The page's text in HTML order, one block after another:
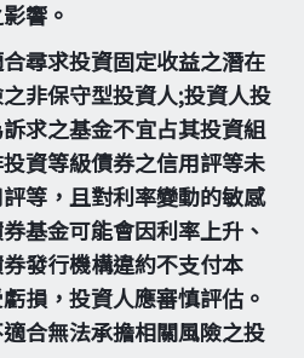
響。
尋求投資固定收益之潛在
非保守型投資人;投資人投
求之基金不宜占其投資組
資等級債券之信用評等未
等，且對利率變動的敏感
基金可能會因利率上升、
發行機構違約不支付本
損，投資人應審慎評估。
合無法承擔相關風險之投